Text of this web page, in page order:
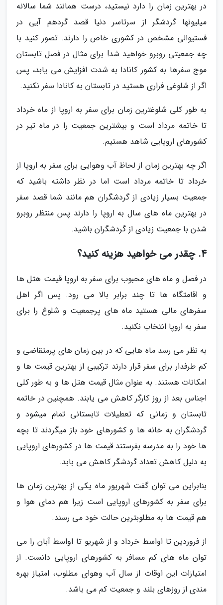
در بهترین زمان را دارد نیستید، درست همانند شما سالانه
میلیونها گردشگر از سرتاسر دنیا قصد گردهم آیی در
فستیوالی مشخص در کشوری خاص را دارند. تصور کنید با
چه جمعیتی روبرو خواهید شد! برای مثال در فصل تابستان
موج سفرها به کشور کانادا به شدت افزایش می یابد، پس
اگر از شلوغی فراری هستید در تابستان به کانادا سفر نکنید.
به طور کلی شلوغترین زمان برای سفر به اروپا از ماه خرداد
تا خاتمه مرداد است و بیشترین جمعیت را در ماه تیر در
کشورهای اروپایی شاهد هستیم.
اگر چه بهترین زمان از لحاظ آب وهوایی برای سفر به اروپا از
خرداد تا خاتمه مرداد است اما در نظر داشته باشید که
جمعیت بسیار زیادی از گردشگران هم مانند شما قصد سفر
در بهترین ماه های سال به اروپا را دارند پس منتظر روبرو
شدن با جمعیت زیادی از گردشگران باشید.
4. چقدر می خواهید هزینه کنید؟
در فصل و ماه های محبوب برای سفر به اروپا قیمت هتل ها
و اقامتگاه ها تا چند برابر بالا می رود. پس اگر اهل
سفرهای مالی هستید ماه های پرجمعیت و شلوغ را برای
سفر به اروپا انتخاب نکنید.
به نظر می رسد ماه هایی که در بین زمان های پرمتقاضی و
کم طرفدار برای سفر قرار دارند ترکیبی از بهترین قیمت ها و
امکانات هستند. به عنوان مثال قیمت هتل ها و به طور کلی
اجناس بعد از روز کارگر کاهش می یابند. همچنین در خاتمه
تابستان و زمانی که تعطیلات تابستانی تمام میشود و
گردشگران به خانه ها و کشورهای خود باز میگردند تا بچه
ها خود را به مدرسه بفرستند قیمت ها در کشورهای اروپایی
به دلیل کاهش تعداد گردشگر کاهش می بابد.
بنابراین می توان گفت شهریور ماه یکی از بهترین زمان ها
برای سفر به کشورهای اروپایی است زیرا هم دمای هوا و
هم قیمت ها به مطلوبترین حالت خود می رسند.
از فروردین تا اواسط خرداد و از شهریو تا اواسط آبان را می
توان ماه های کم مسافر به کشورهای اروپایی دانست. از
امتیازات این اوقات از سال آب وهوای مطلوب، امتیاز بهره
مندی از روزهای بلند و جمعیت کم می باشد.